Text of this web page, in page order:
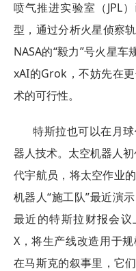
喷气推进实验室（JPL
型，通过分析火星侦察
NASA的“毅力”号火星车
xAI的Grok，不妨先在
术的可行性。
特斯拉也可以在月
器人技术。太空机器人
代宇航员，将太空作业
机器人“施工队”最近演
最近的特斯拉财报会
X，将生产线改造用于
在马斯克的叙事里，它